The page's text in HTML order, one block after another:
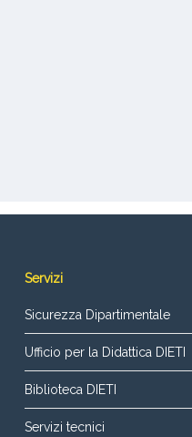
Servizi
Sicurezza Dipartimentale
Ufficio per la Didattica DIETI
Biblioteca DIETI
Servizi tecnici